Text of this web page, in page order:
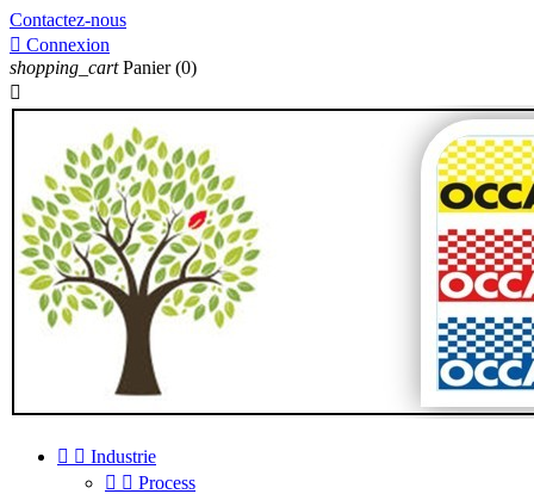
Contactez-nous
 Connexion
shopping_cart Panier (0)

  Industrie
  Process